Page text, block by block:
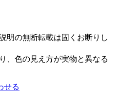
明の無断転載は固くお断りし
、色の見え方が実物と異なる
せる